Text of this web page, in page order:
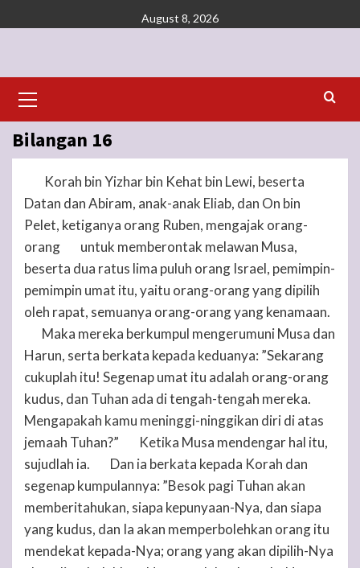
to
August 8, 2026
Menu
Bilangan 16
Korah bin Yizhar bin Kehat bin Lewi, beserta
Datan dan Abiram, anak-anak Eliab, dan On bin
Pelet, ketiganya orang Ruben, mengajak orang-
orang
untuk memberontak melawan Musa,
beserta dua ratus lima puluh orang Israel, pemimpin-
pemimpin umat itu, yaitu orang-orang yang dipilih
oleh rapat, semuanya orang-orang yang kenamaan.
Maka mereka berkumpul mengerumuni Musa dan
Harun, serta berkata kepada keduanya: ”Sekarang
cukuplah itu! Segenap umat itu adalah orang-orang
kudus, dan Tuhan ada di tengah-tengah mereka.
Mengapakah kamu meninggi-ninggikan diri di atas
jemaah Tuhan?”
Ketika Musa mendengar hal itu,
sujudlah ia.
Dan ia berkata kepada Korah dan
segenap kumpulannya: ”Besok pagiTuhan akan
memberitahukan, siapa kepunyaan-Nya, dan siapa
yang kudus, dan Ia akan memperbolehkan orang itu
mendekat kepada-Nya; orang yang akan dipilih-Nya